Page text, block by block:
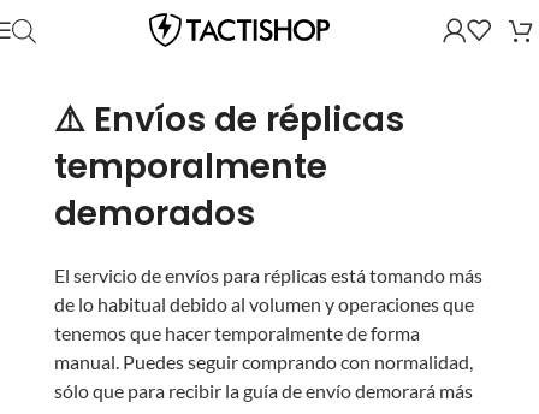
⚠️ Envíos de réplicas
temporalmente
demorados
El servicio de envíos para réplicas está tomando más
de lo habitual debido al volumen y operaciones que
tenemos que hacer temporalmente de forma
manual. Puedes seguir comprando con normalidad,
sólo que para recibir la guía de envío demorará más